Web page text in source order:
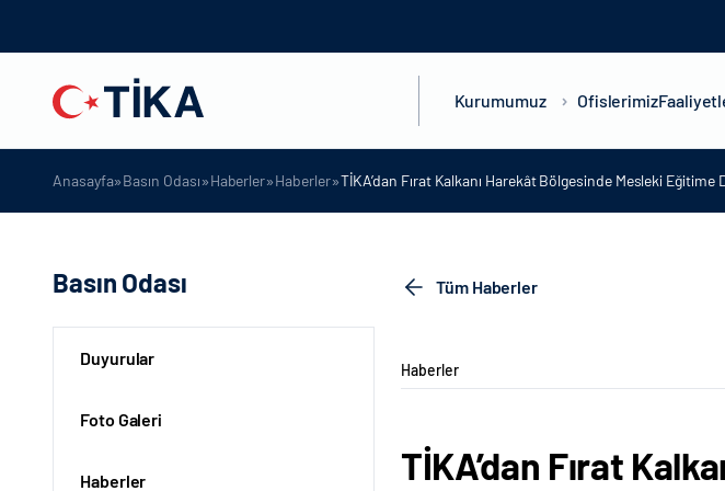
Kurumumuz Ofislerimiz
Anasayfa»Basın Odası»Haberler»Haberler»TİKA’dan Fırat Kalkanı Harekât Bölgesinde Mesleki Eğitime
Basın Odası
Duyurular
Foto Galeri
Haberler
Tüm Haberler
Haberler
TİKA’dan Fırat